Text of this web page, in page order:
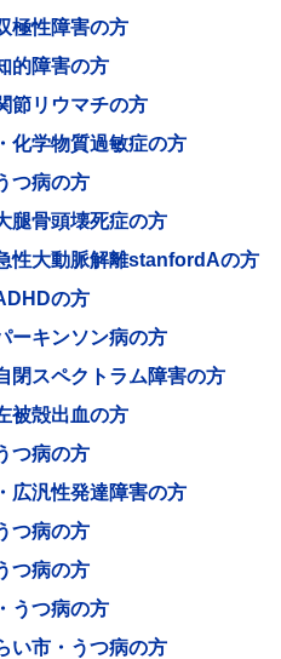
極性障害の方
的障害の方
節リウマチの方
学物質過敏症の方
つ病の方
骨頭壊死症の方
性大動脈解離stanfordAの方
の方
キンソン病の方
スペクトラム障害の方
被殻出血の方
つ病の方
汎性発達障害の方
つ病の方
つ病の方
うつ病の方
市・うつ病の方